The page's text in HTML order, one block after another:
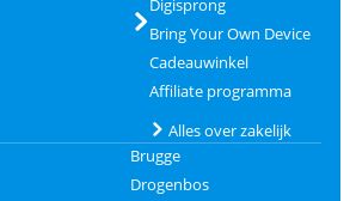
Digisprong
Bring Your Own Device
Cadeauwinkel
Affiliate programma
Alles over zakelijk
Brugge
Drogenbos